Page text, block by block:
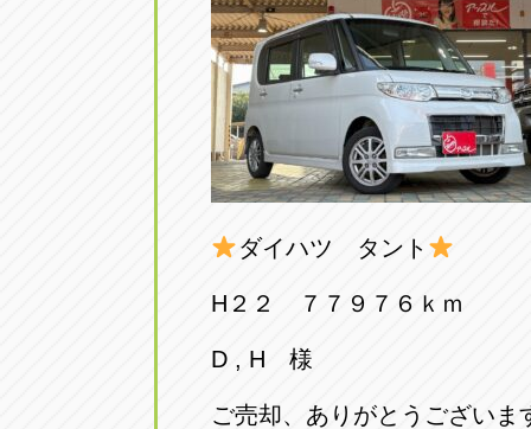
ダイハツ タント
H２２ ７７９７６ｋｍ
D , H 様
ご売却、ありがとうございま